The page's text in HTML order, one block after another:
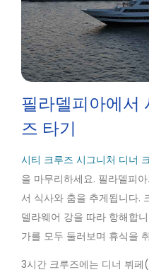
필라델피아에서
즈 타기
시티 크루즈 시그니처 디너
을 마무리하세요. 필라델피
서 식사와 춤을 추게됩니다.
델라웨어 강을 따라 항해합
가를 모두 둘러보며 휴식을
3시간 크루즈에는 디너 뷔